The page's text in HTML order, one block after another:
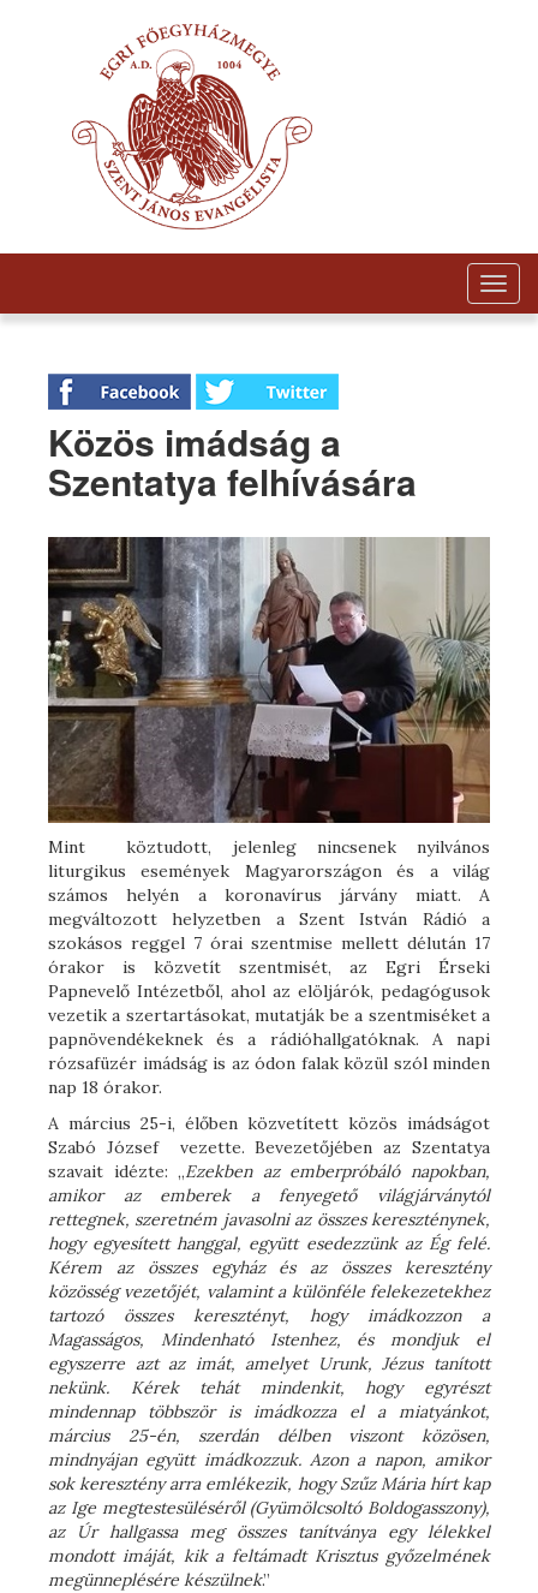
Közös imádság a
Szentatya felhívására
Mint köztudott, jelenleg nincsenek nyilvános
liturgikus események Magyarországon és a világ
számos helyén a koronavírus járvány miatt. A
megváltozott helyzetben a Szent István Rádió a
szokásos reggel 7 órai szentmise mellett délután 17
órakor is közvetít szentmisét, az Egri Érseki
Papnevelő Intézetből, ahol az elöljárók, pedagógusok
vezetik a szertartásokat, mutatják be a szentmiséket a
papnövendékeknek és a rádióhallgatóknak. A napi
rózsafüzér imádság is az ódon falak közül szól minden
nap 18 órakor.
A március 25-i, élőben közvetített közös imádságot
Szabó József vezette. Bevezetőjében az Szentatya
szavait idézte: „Ezekben az emberpróbáló napokban,
amikor az emberek a fenyegető világjárványtól
rettegnek, szeretném javasolni az összes kereszténynek,
hogy egyesített hanggal, együtt esedezzünk az Ég felé.
Kérem az összes egyház és az összes keresztény
közösség vezetőjét, valamint a különféle felekezetekhez
tartozó összes keresztényt, hogy imádkozzon a
Magasságos, Mindenható Istenhez, és mondjuk el
egyszerre azt az imát, amelyet Urunk, Jézus tanított
nekünk. Kérek tehát mindenkit, hogy egyrészt
mindennap többször is imádkozza el a miatyánkot,
március 25-én, szerdán délben viszont közösen,
mindnyájan együtt imádkozzuk. Azon a napon, amikor
sok keresztény arra emlékezik, hogy Szűz Mária hírt kap
az Ige megtestesüléséről (Gyümölcsoltó Boldogasszony),
az Úr hallgassa meg összes tanítványa egy lélekkel
mondott imáját, kik a feltámadt Krisztus győzelmének
megünneplésére készülnek.”